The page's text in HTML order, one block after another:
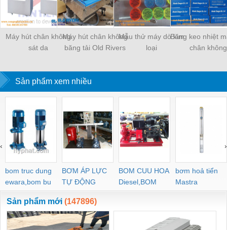
Máy hút chân không
sát da
Máy hút chân không
băng tải Old Rivers
Mẫu thử máy dò kim
loại
Băng keo nhiệt
chân không
Sản phẩm xem nhiều
bom truc dung
ewara,bom bu
ewara
BƠM ÁP LỰC
TỰ ĐỘNG
BOM CUU HOA
Diesel,BOM
CHUA CHAY
bơm hoả tiển
Mastra
‹ ›
Sản phẩm mới (147896)